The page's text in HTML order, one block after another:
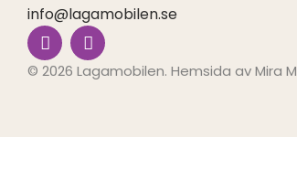
info@lagamobilen.se
I
n
s
r
F
a
c
e
o
© 2026 Lagamobilen. Hemsida avMira